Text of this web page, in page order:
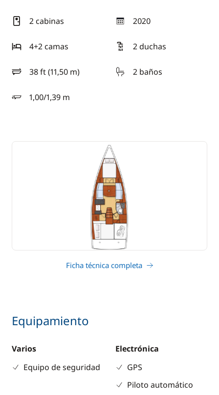
2 cabinas 2020
año
4+2 camas
2 duchas
38 ft (11,50 m)
eslora 2 baños
1,00/1,39 m
calado
Ficha técnica completa
Equipamiento
Varios
Equipo de seguridad
Electrónica
GPS
Piloto automático